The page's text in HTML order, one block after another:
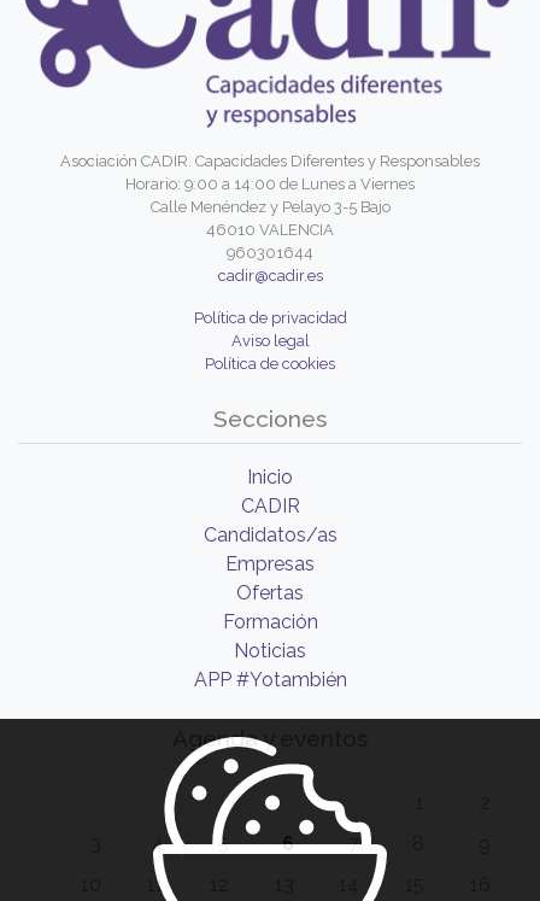
Asociación CADIR. Capacidades Diferentes y Responsables
Horario: 9:00 a 14:00 de Lunes a Viernes
Calle Menéndez y Pelayo 3-5 Bajo
46010 VALENCIA
960301644
cadir@cadir.es
Política de privacidad
Aviso legal
Política de cookies
Secciones
Inicio
CADIR
Candidatos/as
Empresas
Ofertas
Formación
Noticias
APP #Yotambién
Agenda y eventos
4 5 6 7
11